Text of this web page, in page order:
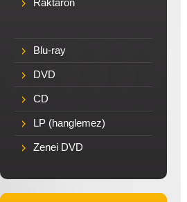
Raktáron
Blu-ray
DVD
CD
LP (hanglemez)
Zenei DVD